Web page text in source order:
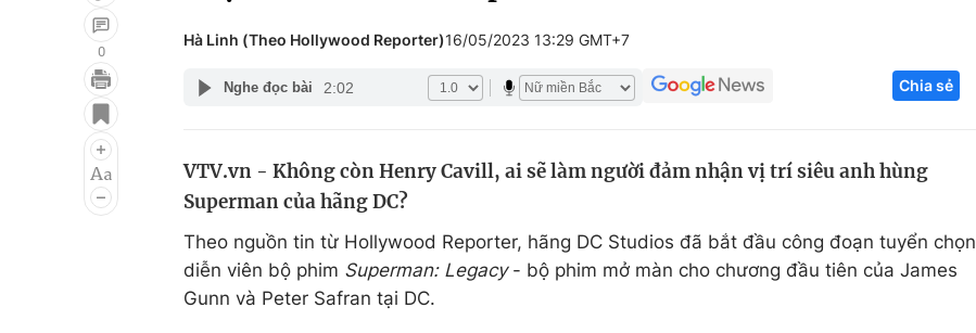
Điện ảnh
Âm nhạc
Làm đẹp
Giáo dục
Học trực tuyến
Công nghệ
Sản phẩm
Tư vấn
0
Hà Linh (Theo Hollywood Reporter)16/05/2023 13:29 GMT+7
Nghe đọc bài 2:02 Chia sẻ
VTV.vn - Không còn Henry Cavill, ai sẽ làm người đảm nhận vị trí siêu anh hùng
Superman của hãng DC?
Theo nguồn tin từ Hollywood Reporter, hãng DC Studios đã bắt đầu công đoạn tuyển chọn
diễn viên bộ phim Superman: Legacy - bộ phim mở màn cho chương đầu tiên của James
Gunn và Peter Safran tại DC.